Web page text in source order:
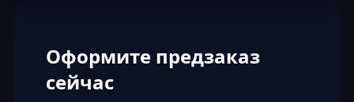
Оформите предзаказ
сейчас